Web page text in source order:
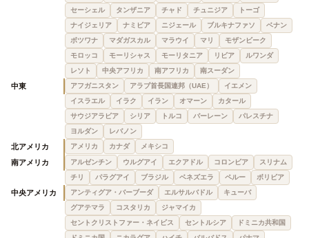
セーシェル
タンザニア チャド チュニジア
トーゴ
ナイジェリア
ナミビア ニジェール ブルキナファソ
ベナン
ボツワナ
マダガスカル マラウイ マリ
モザンビーク
モロッコ
モーリシャス モーリタニア リビア
ルワンダ
レソト
中央アフリカ 南アフリカ 南スーダン
中東 アフガニスタン アラブ首長国連邦（UAE）
イエメン
イスラエル
イラク イラン オマーン
カタール
サウジアラビア
シリア トルコ バーレーン
パレスチナ
ヨルダン
レバノン
北アメリカ アメリカ カナダ メキシコ
南アメリカ アルゼンチン ウルグアイ エクアドル コロンビア
スリナム
チリ
パラグアイ ブラジル ベネズエラ ペルー ボリビア
中央アメリカ アンティグア・バーブーダ エルサルバドル
キューバ
グアテマラ
コスタリカ
ジャマイカ
セントクリストファー・ネイビス
セントルシア
ドミニカ共和国